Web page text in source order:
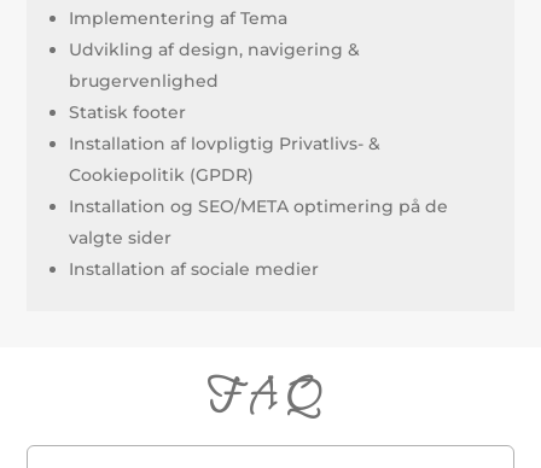
Implementering af Tema
Udvikling af design, navigering &
brugervenlighed
Statisk footer
Installation af lovpligtig Privatlivs- &
Cookiepolitik (GPDR)
Installation og SEO/META optimering på de
valgte sider
Installation af sociale medier
FAQ